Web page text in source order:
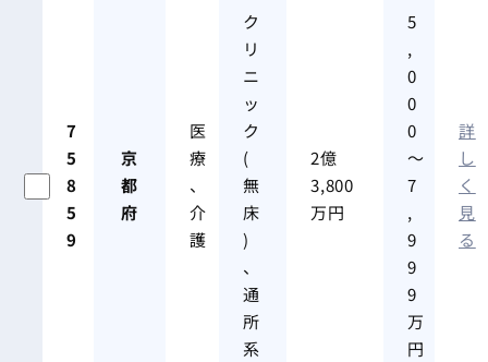
7
5
8
5
9
京
都
府
医
療
、
介
護
ク
リ
ニ
ッ
ク
(
無
床
)
、
通
所
系
2億
3,800
万円
5
,
0
0
0
～
7
,
9
9
9
万
円
詳
し
く
見
る